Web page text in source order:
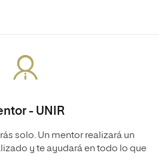
- UNIR
solo. Un mentor realizará un
y te ayudará en todo lo que